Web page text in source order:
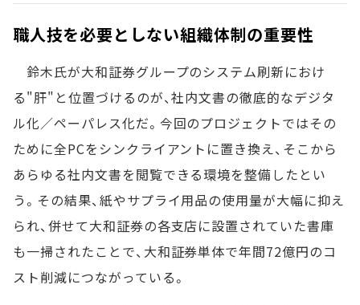
職人技を必要としない組織体制の重要性
鈴木氏が大和証券グループのシステム刷新におけ
る"肝"と位置づけるのが、社内文書の徹底的なデジタ
ル化／ペーパレス化だ。今回のプロジェクトではその
ために全PCをシンクライアントに置き換え、そこから
あらゆる社内文書を閲覧できる環境を整備したとい
う。その結果、紙やサプライ用品の使用量が大幅に抑え
られ、併せて大和証券の各支店に設置されていた書庫
も一掃されたことで、大和証券単体で年間72億円のコ
スト削減につながっている。